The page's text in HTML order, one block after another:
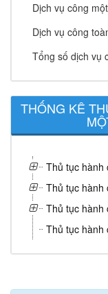
Dịch vụ công
Dịch vụ công
Tổng số dịch vụ
THỐNG KÊ
Thủ tục hành
Thủ tục hành
Thủ tục hành
Thủ tục hành